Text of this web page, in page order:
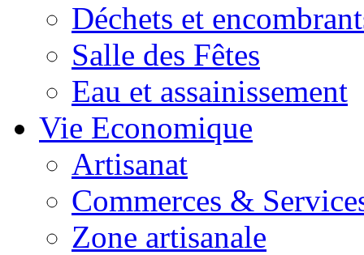
Déchets et
Salle des Fêtes
Eau et assainissement
Vie Economique
Artisanat
Commerces &
Zone artisanale